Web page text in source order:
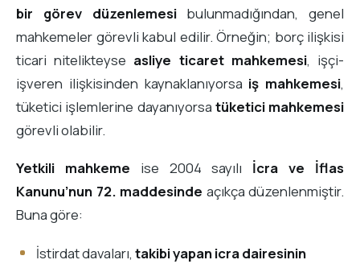
bir görev düzenlemesibulunmadığından, genel
mahkemeler görevli kabul edilir. Örneğin; borç ilişkisi
ticari nitelikteyse asliye ticaret mahkemesi, işçi-
işveren ilişkisinden kaynaklanıyorsa iş mahkemesi,
tüketici işlemlerine dayanıyorsa tüketici mahkemesi
görevli olabilir.
Yetkili mahkeme ise 2004 sayılı İcra ve İflas
Kanunu’nun 72. maddesinde açıkça düzenlenmiştir.
Buna göre:
İstirdat davaları, takibi yapan icra dairesinin